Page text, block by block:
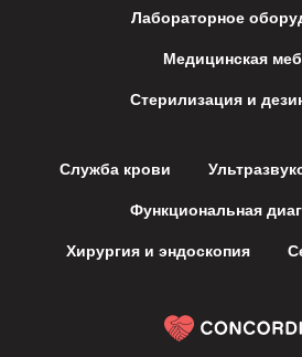
Лабораторное
Медицинская
Стерилизация и
Служба крови
Функциональная
Хирургия и эндоскопия